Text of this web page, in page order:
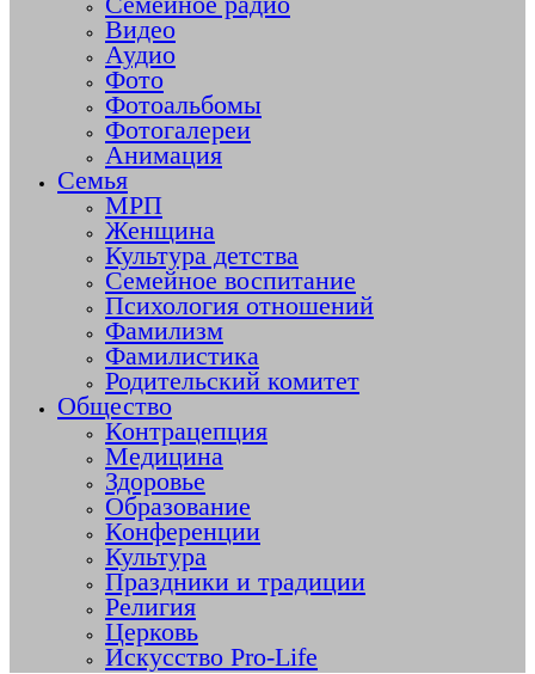
Видео
Аудио
Фото
Фотоальбомы
Фотогалереи
Анимация
Семья
МРП
Женщина
Культура детства
Семейное воспитание
Психология отношений
Фамилизм
Фамилистика
Родительский комитет
Общество
Контрацепция
Медицина
Здоровье
Образование
Конференции
Культура
Праздники и традиции
Религия
Церковь
Искусство Pro-Life